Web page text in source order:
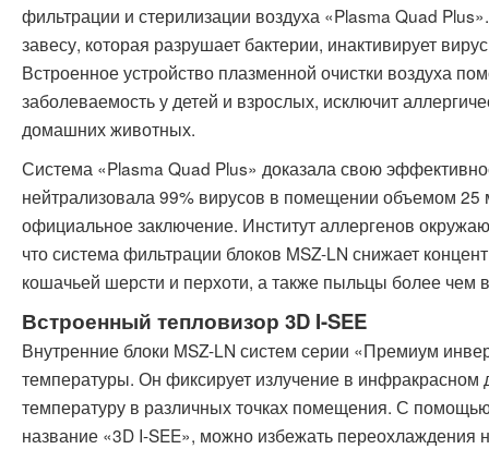
фильтрации и стерилизации воздуха «Plasma Quad
завесу, которая разрушает бактерии, инактивирует
Встроенное устройство плазменной очистки воздуха
заболеваемость у детей и взрослых, исключит
домашних животных.
Система «Plasma Quad Plus» доказала свою
нейтрализовала 99% вирусов в помещении объемом
официальное заключение. Институт аллергенов
что система фильтрации блоков MSZ-LN снижает
кошачьей шерсти и перхоти, а также пыльцы более чем
Встроенный тепловизор 3D I-SEE
Внутренние блоки MSZ-LN систем серии «Премиум
температуры. Он фиксирует излучение в инфракрасном
температуру в различных точках помещения. С
название «3D I-SEE», можно избежать